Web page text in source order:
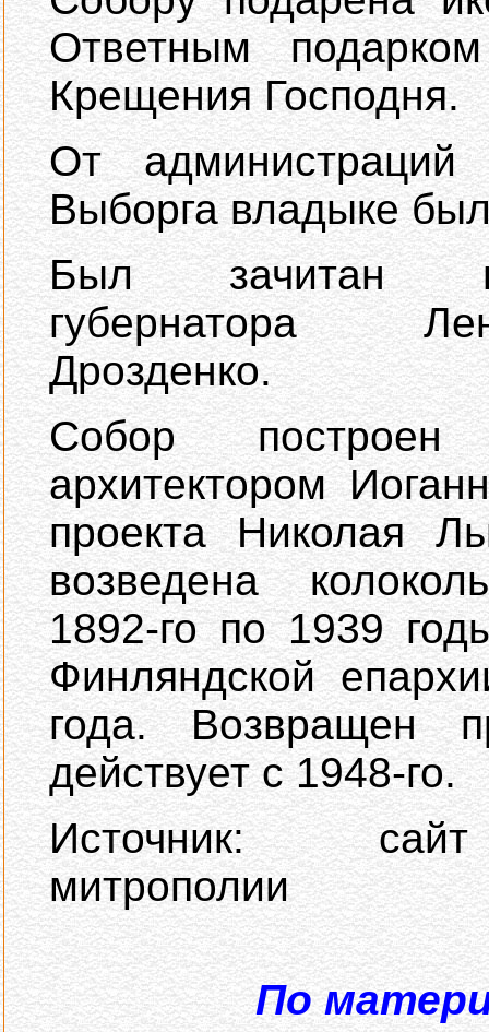
Ответным
Крещения Господня.
От администраций
Выборга владыке
Был зачитан
губернатора
Дрозденко.
Собор
архитектором
проекта Николая
возведена
1892-го по 1939
Финляндской
года. Возвращен
действует с 1948-го.
Источник: сайт
митрополии
По